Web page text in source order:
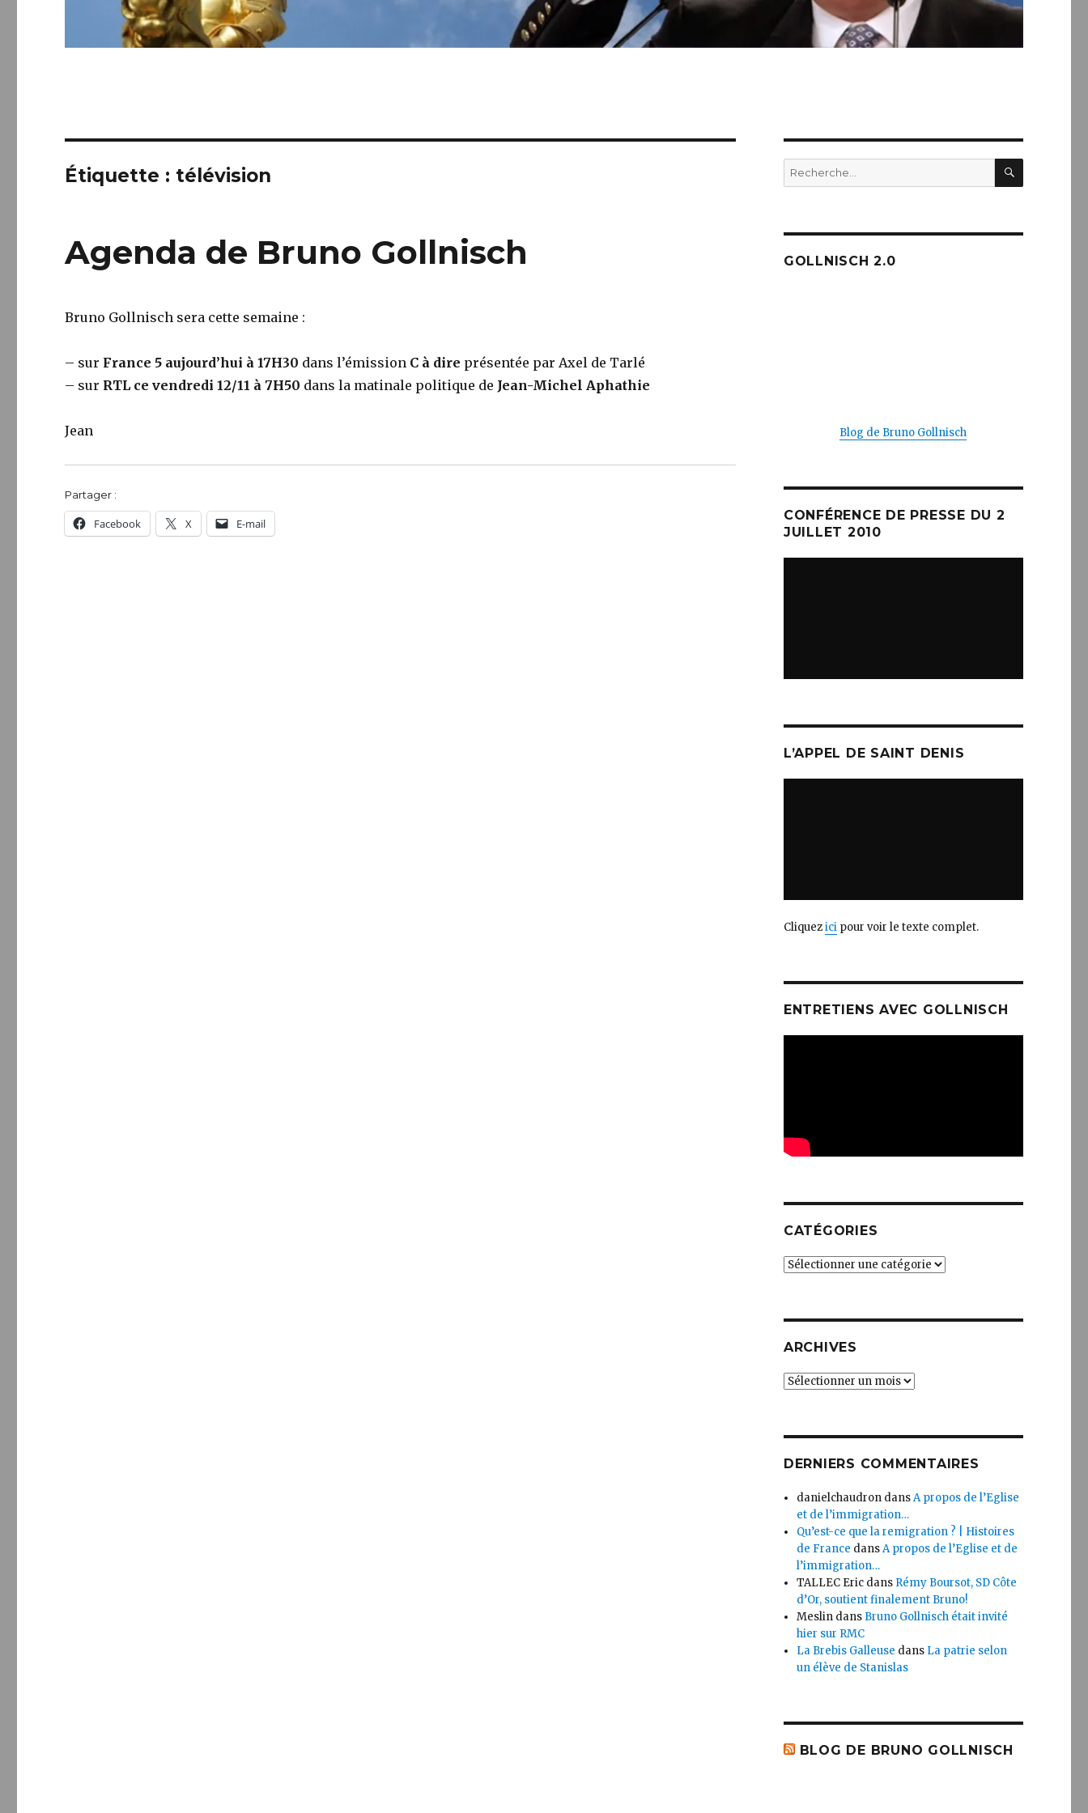
Étiquette : télévision
Agenda de Bruno Gollnisch
Bruno Gollnisch sera cette semaine :
– sur France 5 aujourd’hui à 17H30 dans l’émission C à dire présentée par Axel de Tarlé
– sur RTL ce vendredi 12/11 à 7H50 dans la matinale politique de Jean-Michel Aphathie
Jean
Partager :
Facebook X E-mail
Recherche
pour :
GOLLNISCH 2.0
Blog de Bruno Gollnisch
CONFÉRENCE DE PRESSE DU 2
JUILLET 2010
L’APPEL DE SAINT DENIS
Cliquezicipour voir le texte complet.
ENTRETIENS AVEC GOLLNISCH
CATÉGORIES
Catégories
ARCHIVES
Archives
DERNIERS COMMENTAIRES
danielchaudron dansA propos de l’Eglise
et de l’immigration…
Qu’est-ce que la remigration ? | Histoires
de France dansA propos de l’Eglise et de
l’immigration…
TALLEC Eric dans Rémy Boursot, SD Côte
d’Or, soutient finalement Bruno!
Meslin dans Bruno Gollnisch était invité
hier sur RMC
La Brebis Galleuse dans La patrie selon
un élève de Stanislas
BLOG DE BRUNO GOLLNISCH